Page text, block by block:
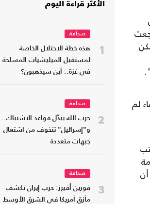
وتراجعت
لم
الأكثر قراءة اليوم
1
صحافة
هذه خطة الاحتلال الخاصة
لمستقبل الميليشيات المسلحة
في غزة.. أين سيذهبون؟
2
صحافة
حزب الله يبدّل قواعد الاشتباك..
و"إسرائيل" تتخوف من اشتعال
جبهات متعددة
3
صحافة
فورين أفيرز: حرب إيران تكشف
مأزق أمريكا في الشرق الأوسط